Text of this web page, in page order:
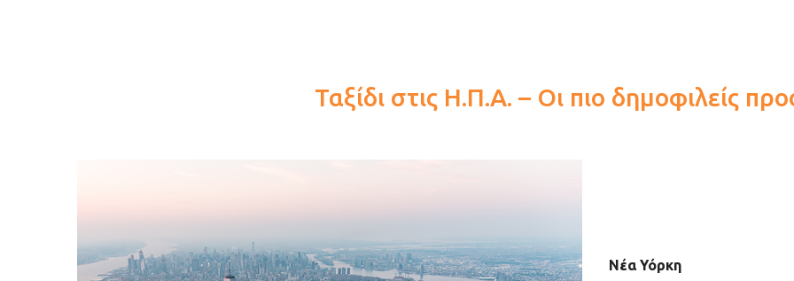
Ταξίδι στις Η.Π.Α. – Οι πιο δημοφιλείς
Νέα Υόρκη